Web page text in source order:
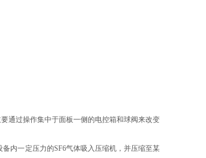
通过操作集中于面板一侧的电控箱和球阀来改变
内一定压力的SF6气体吸入压缩机，并压缩至某